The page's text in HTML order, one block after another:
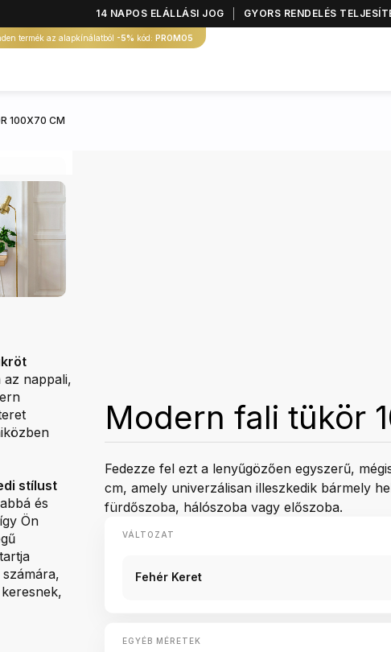
14 NAPOS ELÁLLÁSI JOG GYORS RENDELÉS
termék az alapkínálatból -5% kód: PROMO5
100X70 CM
az nappali,
stílust
és
Ön
Modern fali tükör
Fedezze fel ezt a lenyűgözően egyszerű,
cm, amely univerzálisan illeszkedik bármely
fürdőszoba, hálószoba vagy előszoba.
VÁLTOZAT
Fehér Keret
EGYÉB MÉRETEK